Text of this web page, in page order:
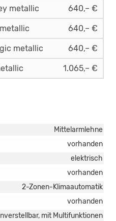
metallic 640,– €
640,– €
metallic 640,– €
1.065,– €
Mittelarmlehne
vorhanden
elektrisch
vorhanden
2-Zonen-Klimaautomatik
vorhanden
mit Multifunktionen